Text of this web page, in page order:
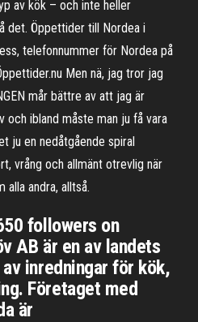
av kök – och inte heller
det. Öppettider till Nordea i
telefonnummer för Nordea på
Men nä, jag tror jag
mår bättre av att jag är
och ibland måste man ju få vara
ju en nedåtgående spiral
vrång och allmänt otrevlig när
alla andra, alltså.
followers on
AB är en av landets
inredningar för kök,
Företaget med
är